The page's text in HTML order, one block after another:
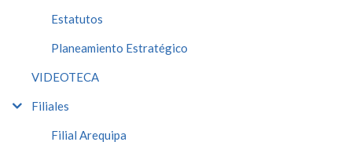
Estatutos
Planeamiento Estratégico
VIDEOTECA
Filiales
Filial Arequipa